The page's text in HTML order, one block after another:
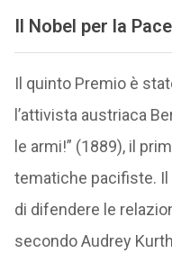
Il Nobel per la Pace
Il quinto Premio è
l’attivista austriaca
le armi!” (1889), il
tematiche pacifiste. Il
di difendere le
secondo Audrey